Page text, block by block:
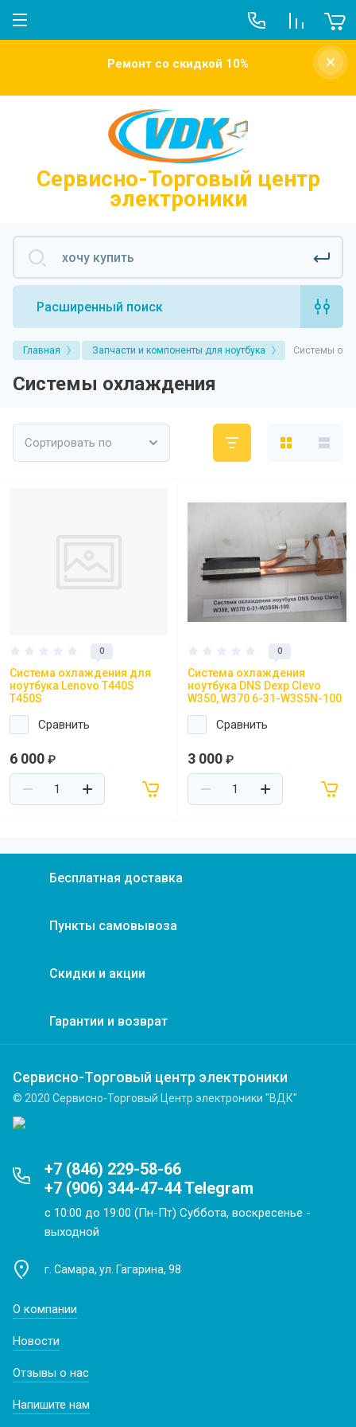
О компании
Новости
Напишите нам
Ремонт со скидкой 10%
Сервисно-Торговый центр
электроники
Расширенный поиск
Главная Запчасти и компоненты для ноутбука Системы
Системы охлаждения
Сортировать по
0
Система охлаждения для
ноутбука Lenovo T440S
T450S
Сравнить
6 000 ₽
0
Система охлаждения
ноутбука DNS Dexp Clevo
W350, W370 6-31-W3S5N-100
Сравнить
3 000 ₽
Бесплатная доставка
Пункты самовывоза
Скидки и акции
Гарантии и возврат
Сервисно-Торговый центр электроники
© 2020 Сервисно-Торговый Центр электроники "ВДК"
+7 (846) 229-58-66
+7 (906) 344-47-44 Telegram
с 10:00 до 19:00 (Пн-Пт) Суббота, воскресенье -
выходной
г. Самара, ул. Гагарина, 98
О компании
Новости
Отзывы о нас
Напишите нам